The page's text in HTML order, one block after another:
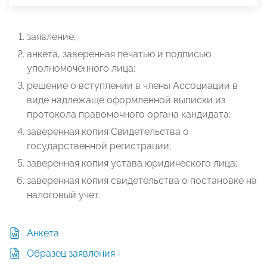
заявление;
анкета, заверенная печатью и подписью
уполномоченного лица;
решение о вступлении в члены Ассоциации в
виде надлежаще оформленной выписки из
протокола правомочного органа кандидата;
заверенная копия Свидетельства о
государственной регистрации;
заверенная копия устава юридического лица;
заверенная копия свидетельства о постановке на
налоговый учет.
Анкета
Образец заявления